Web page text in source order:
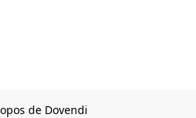
de Dovendi